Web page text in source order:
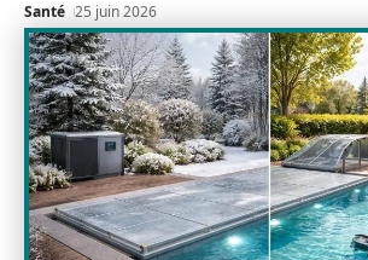
Santé 25 juin 2026